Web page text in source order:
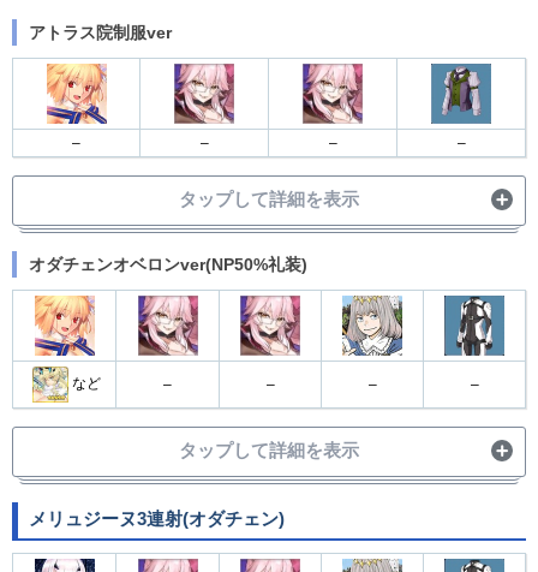
アトラス院制服ver
– – – –
タップして詳細を表示
wave1
スキル2
宝具
wave2
宝具
CT短縮→
スキル2
宝具
オダチェンオベロンver(NP50%礼装)
など – – – –
タップして詳細を表示
スキル1→
メリュジーヌ3連射(オダチェン)